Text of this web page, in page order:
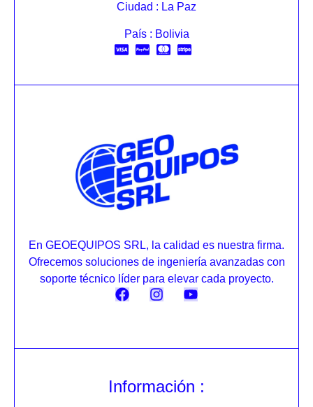
Ciudad : La Paz
País : Bolivia
En GEOEQUIPOS SRL, la calidad es nuestra firma.
Ofrecemos soluciones de ingeniería avanzadas con
soporte técnico líder para elevar cada proyecto.
Información :